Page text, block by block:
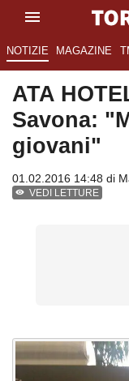
NOTIZIE MAGAZINE
ATA
Savona:
giovani"
01.02.2016 14:48 di
VEDI LETTURE